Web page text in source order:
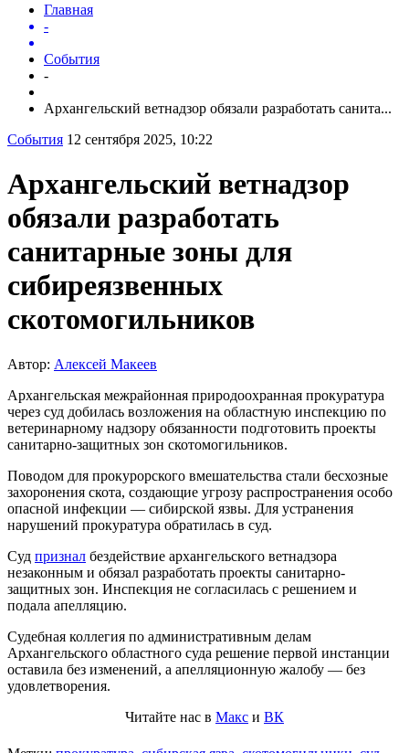
Главная
-
События
-
Архангельский ветнадзор обязали разработать санита...
События 12 сентября 2025, 10:22
Архангельский ветнадзор
обязали разработать
санитарные зоны для
сибиреязвенных
скотомогильников
Автор: Алексей Макеев
Архангельская межрайонная природоохранная прокуратура
через суд добилась возложения на областную инспекцию по
ветеринарному надзору обязанности подготовить проекты
санитарно-защитных зон скотомогильников.
Поводом для прокурорского вмешательства стали бесхозные
захоронения скота, создающие угрозу распространения особо
опасной инфекции — сибирской язвы. Для устранения
нарушений прокуратура обратилась в суд.
Суд признал бездействие архангельского ветнадзора
незаконным и обязал разработать проекты санитарно-
защитных зон. Инспекция не согласилась с решением и
подала апелляцию.
Судебная коллегия по административным делам
Архангельского областного суда решение первой инстанции
оставила без изменений, а апелляционную жалобу — без
удовлетворения.
Читайте нас в Макс и ВК